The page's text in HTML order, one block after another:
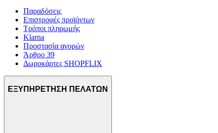
Παραδόσεις
Επιστροφές προϊόντων
Τρόποι πληρωμής
Klarna
Προστασία αγορών
Άρθρο 39
Δωροκάρτες SHOPFLIX
ΕΞΥΠΗΡΕΤΗΣΗ ΠΕΛΑΤΩΝ